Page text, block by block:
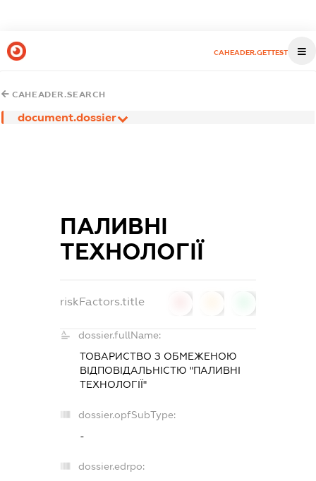
CAHEADER.GETTEST
CAHEADER.SEARCH
document.dossier
ПАЛИВНІ
ТЕХНОЛОГІЇ
riskFactors.title
dossier.fullName:
ТОВАРИСТВО З ОБМЕЖЕНОЮ
ВІДПОВІДАЛЬНІСТЮ "ПАЛИВНІ
ТЕХНОЛОГІЇ"
dossier.opfSubType:
-
dossier.edrpo: